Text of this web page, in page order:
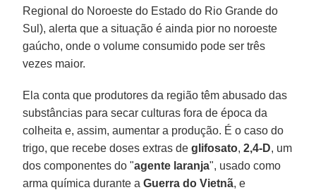
Regional do Noroeste do Estado do Rio Grande do
Sul), alerta que a situação é ainda pior no noroeste
gaúcho, onde o volume consumido pode ser três
vezes maior.
Ela conta que produtores da região têm abusado das
substâncias para secar culturas fora de época da
colheita e, assim, aumentar a produção. É o caso do
trigo, que recebe doses extras deglifosato,2,4-D, um
dos componentes do "agente laranja", usado como
arma química durante aGuerra do Vietnã, e